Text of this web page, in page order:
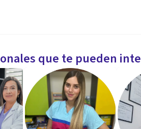
que te pueden